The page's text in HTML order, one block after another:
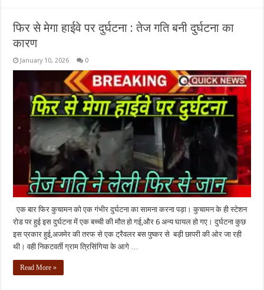
फिर से मेगा हाईवे पर दुर्घटना : तेज गति बनी दुर्घटना का
कारण
January 10, 2026 0
एक बार फिर कुचामन को एक गंभीर दुर्घटना का सामना करना पड़ा। कुचामन के ही स्टेशन
रोड पर हुई इस दुर्घटना में एक बच्ची की मौत हो गई,और 6 अन्य घायल हो गए। दुर्घटना कुछ
इस प्रकार हुई,अजमेर की तरफ से एक ट्रैवलर बस पुष्कर से बड़ी छापरी की ओर जा रही
थी। वही निकटवर्ती ग्राम त्रिसिंगिया के आगे …
Read More »